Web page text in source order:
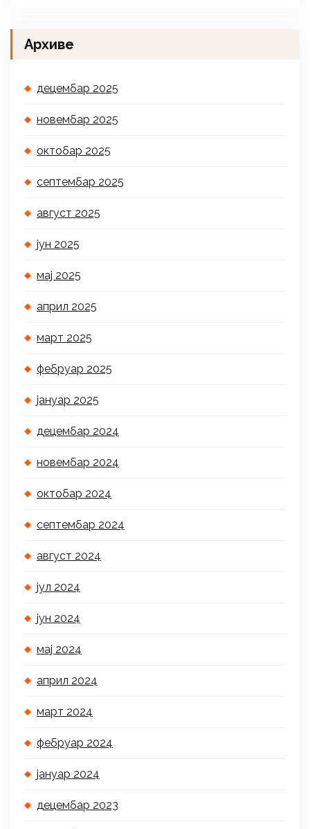
Архиве
децембар 2025
новембар 2025
октобар 2025
септембар 2025
август 2025
јун 2025
мај 2025
април 2025
март 2025
фебруар 2025
јануар 2025
децембар 2024
новембар 2024
октобар 2024
септембар 2024
август 2024
јул 2024
јун 2024
мај 2024
април 2024
март 2024
фебруар 2024
јануар 2024
децембар 2023